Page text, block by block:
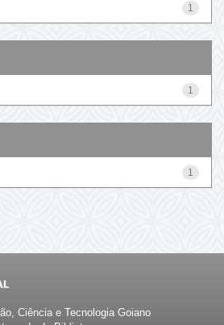
1
1
1
Ciência e Tecnologia Goiano